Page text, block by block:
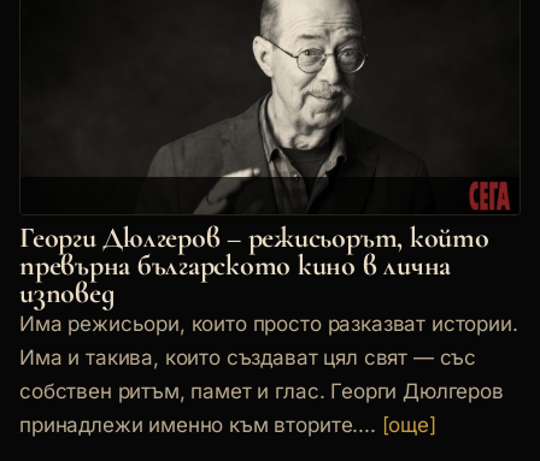
Георги Дюлгеров – режисьорът, който
превърна българското кино в лична
изповед
Има режисьори, които просто разказват истории.
Има и такива, които създават цял свят — със
собствен ритъм, памет и глас. Георги Дюлгеров
принадлежи именно към вторите.... [още]